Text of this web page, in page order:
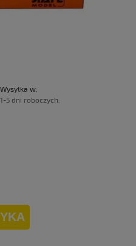
Wysyłka w:
1-5 dni roboczych.
kosztów płatności